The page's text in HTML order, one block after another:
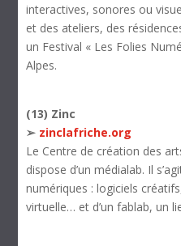
interactives, sonores ou
et des ateliers, des
un Festival « Les Folies
Alpes.
(13) Zinc
➢ zinclafriche.org
Le Centre de création des
dispose d’un médialab. Il
numériques : logiciels
virtuelle… et d’un fablab, un